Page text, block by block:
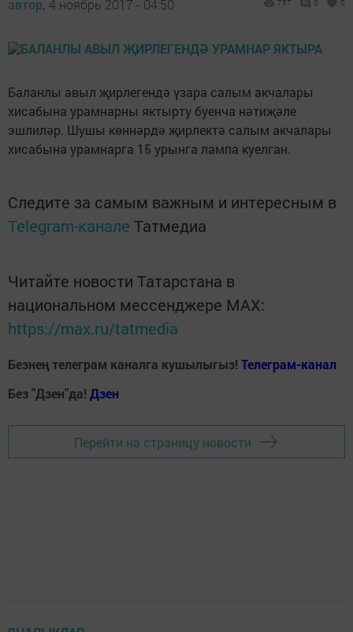
автор, 4 ноябрь 2017 - 04:50 757 0 0
Баланлы авыл җирлегендә үзара салым акчалары
хисабына урамнарны яктырту буенча нәтиҗәле
эшлиләр. Шушы көннәрдә җирлектә салым акчалары
хисабына урамнарга 15 урынга лампа куелган.
Следите за самым важным и интересным в
Telegram-канале Татмедиа
Читайте новости Татарстана в
национальном мессенджере MАХ:
https://max.ru/tatmedia
Безнең телеграм каналга кушылыгыз! Телеграм-канал
Без "Дзен"да! Дзен
Перейти на страницу новости